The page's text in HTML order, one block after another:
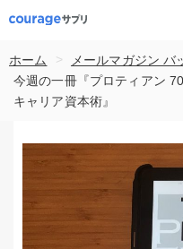
ホーム > メールマガジン バ
今週の一冊『プロティアン
キャリア資本術』